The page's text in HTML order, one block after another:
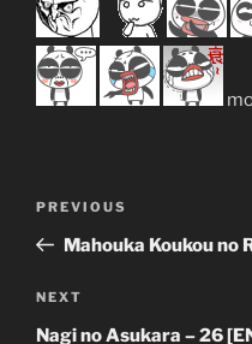
Previous
Post
PREVIOUS
Mahouka Koukou no
Next
Post
NEXT
Nagi no Asukara – 26